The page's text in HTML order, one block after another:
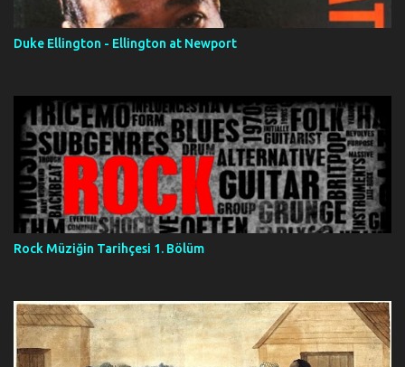
Duke Ellington - Ellington at Newport
Rock Müziğin Tarihçesi 1. Bölüm